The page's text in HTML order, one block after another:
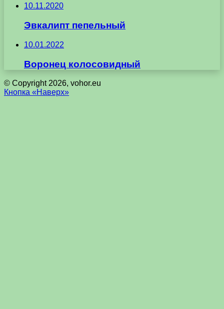
10.11.2020
Эвкалипт пепельный
10.01.2022
Воронец колосовидный
© Copyright 2026, vohor.eu
Кнопка «Наверх»